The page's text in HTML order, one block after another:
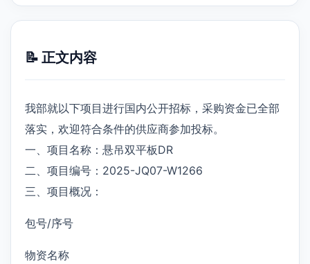
📝 正文内容
我部就以下项目进行国内公开招标，采购资金已全部
落实，欢迎符合条件的供应商参加投标。
一、项目名称：悬吊双平板DR
二、项目编号：2025-JQ07-W1266
三、项目概况：
包号/序号
物资名称